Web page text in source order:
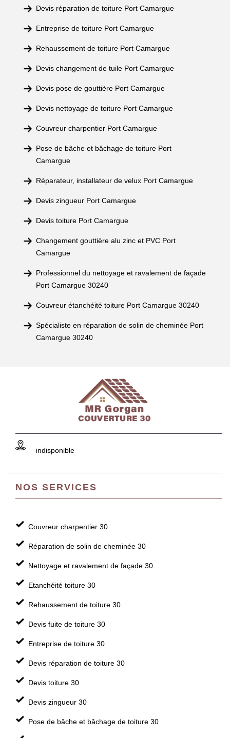
Devis réparation de toiture Port Camargue
Entreprise de toiture Port Camargue
Rehaussement de toiture Port Camargue
Devis changement de tuile Port Camargue
Devis pose de gouttière Port Camargue
Devis nettoyage de toiture Port Camargue
Couvreur charpentier Port Camargue
Pose de bâche et bâchage de toiture Port
Camargue
Réparateur, installateur de velux Port Camargue
Devis zingueur Port Camargue
Devis toiture Port Camargue
Changement gouttière alu zinc et PVC Port
Camargue
Professionnel du nettoyage et ravalement de façade
Port Camargue 30240
Couvreur étanchéité toiture Port Camargue 30240
Spécialiste en réparation de solin de cheminée Port
Camargue 30240
indisponible
NOS SERVICES
Couvreur charpentier 30
Réparation de solin de cheminée 30
Nettoyage et ravalement de façade 30
Etanchéité toiture 30
Rehaussement de toiture 30
Devis fuite de toiture 30
Entreprise de toiture 30
Devis réparation de toiture 30
Devis toiture 30
Devis zingueur 30
Pose de bâche et bâchage de toiture 30